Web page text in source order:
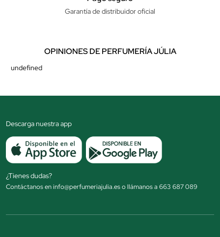
Garantía de distribuidor oficial
OPINIONES DE PERFUMERÍA JÚLIA
undefined
Descarga nuestra app
¿Tienes dudas?
Contáctanos en info@perfumeriajulia.es o llámanos a 663 687 089